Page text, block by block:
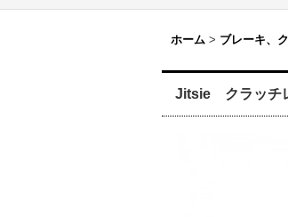
ホーム > ブレーキ、
Jitsie クラッ